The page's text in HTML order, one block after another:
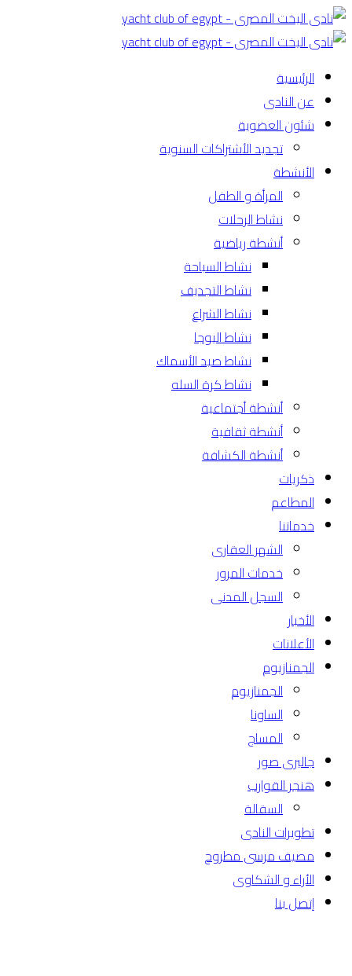
الرئيسية
عن النادى
شئون العضوية
تجديد الأشتراكات السنوية
الأنشطة
المرأة و الطفل
نشاط الرحلات
أنشطة رياضية
نشاط السباحة
نشاط التجديف
نشاط الشراع
نشاط اليوجا
نشاط صيد الأسماك
نشاط كرة السله
أنشطة أجتماعية
أنشطة ثقافية
أنشطة الكشافة
ذكريات
المطاعم
خدماتنا
الشهر العقارى
خدمات المرور
السجل المدنى
الأخبار
الأعلانات
الجمنازيوم
الجمنازيوم
الساونا
المساج
جاليرى صور
هنجر القوارب
السقالة
تطويرات النادى
مصيف مرسى مطروح
الأراء و الشكاوى
إتصل بنا